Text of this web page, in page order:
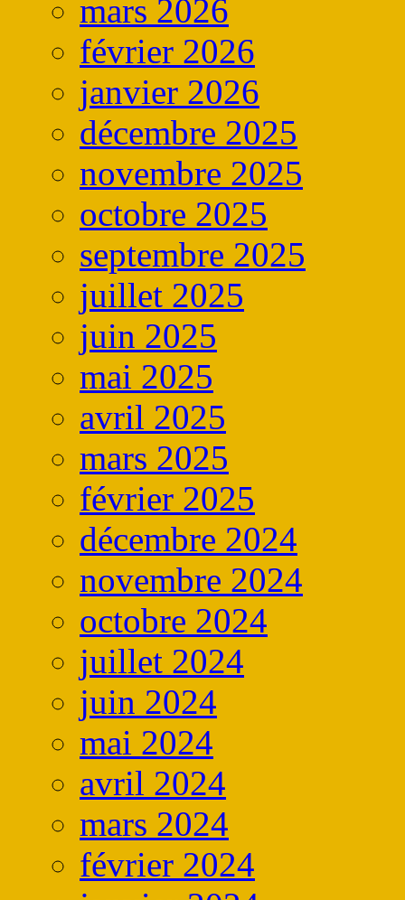
mars 2026
février 2026
janvier 2026
décembre 2025
novembre 2025
octobre 2025
septembre 2025
juillet 2025
juin 2025
mai 2025
avril 2025
mars 2025
février 2025
décembre 2024
novembre 2024
octobre 2024
juillet 2024
juin 2024
mai 2024
avril 2024
mars 2024
février 2024